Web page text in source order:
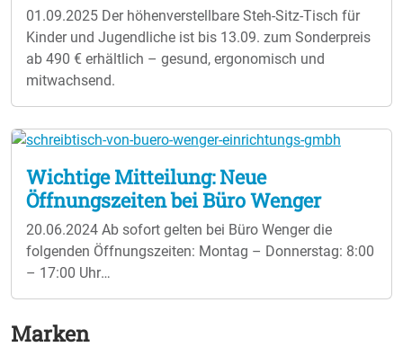
01.09.2025 Der höhenverstellbare Steh-Sitz-Tisch für
Kinder und Jugendliche ist bis 13.09. zum Sonderpreis
ab 490 € erhältlich – gesund, ergonomisch und
mitwachsend.
Wichtige Mitteilung: Neue
Öffnungszeiten bei Büro Wenger
20.06.2024 Ab sofort gelten bei Büro Wenger die
folgenden Öffnungszeiten: Montag – Donnerstag: 8:00
– 17:00 Uhr
Marken